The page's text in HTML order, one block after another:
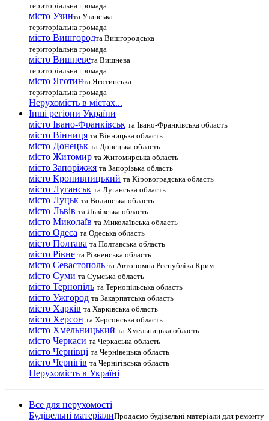
територіальна громада
місто Узинта Узинська
територіальна громада
місто Вишгородта Вишгородська
територіальна громада
місто Вишневета Вишнева
територіальна громада
місто Яготинта Яготинська
територіальна громада
Нерухомість в містах...
Інші регіони України
місто Івано-Франківськ та Івано-Франківська область
місто Вінниця та Вінницька область
місто Донецьк та Донецька область
місто Житомир та Житомирська область
місто Запоріжжя та Запорізька область
місто Кропивницький та Кіровоградська область
місто Луганськ та Луганська область
місто Луцьк та Волинська область
місто Львів та Львівська область
місто Миколаїв та Миколаївська область
місто Одеса та Одеська область
місто Полтава та Полтавська область
місто Рівне та Рівненська область
місто Севастополь та Автономна Республіка Крим
місто Суми та Сумська область
місто Тернопіль та Тернопільська область
місто Ужгород та Закарпатська область
місто Харків та Харківська область
місто Херсон та Херсонська область
місто Хмельницький та Хмельницька область
місто Черкаси та Черкаська область
місто Чернівці та Чернівецька область
місто Чернігів та Чернігівська область
Нерухомість в Україні
Все для нерухомості
Будівельні матеріалиПродаємо будівельні матеріали для ремонту